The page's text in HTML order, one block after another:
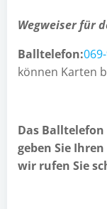
Wegweiser für
Balltelefon:
können Karten
Das
geben Sie
wir rufen Sie